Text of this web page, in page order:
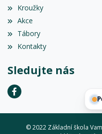
Kroužky
Akce
Tábory
Kontakty
Sledujte nás
© 2022 Základní škola